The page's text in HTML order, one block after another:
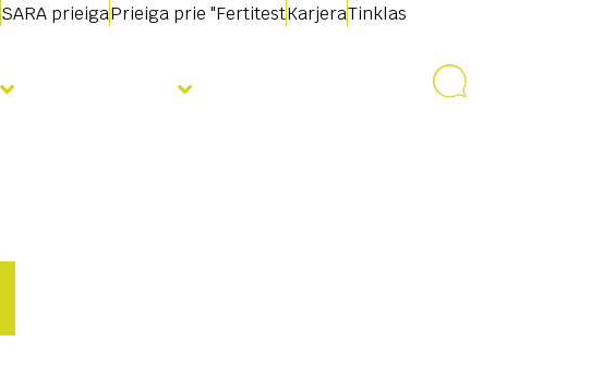
SARA prieigaPrieiga prie "FertitestKarjeraTinklas